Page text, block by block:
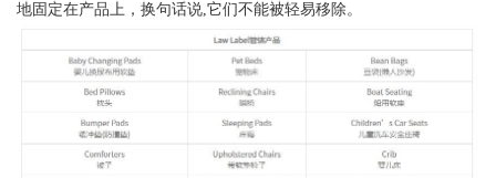
地固定在产品上，换句话说,它们不能被轻易移除。